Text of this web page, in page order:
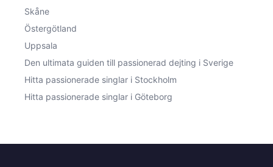
Skåne
Östergötland
Uppsala
Den ultimata guiden till passionerad dejting i Sverige
Hitta passionerade singlar i Stockholm
Hitta passionerade singlar i Göteborg